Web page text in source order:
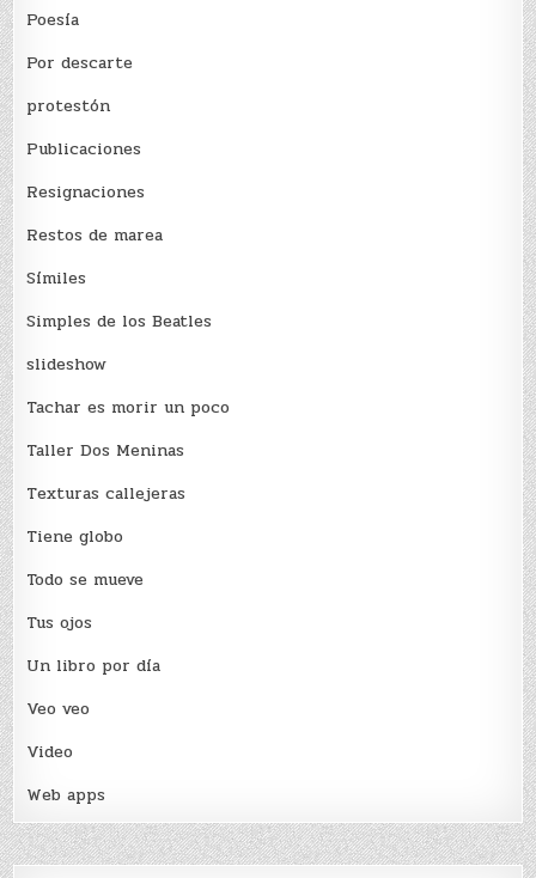
Poesía
Por descarte
protestón
Publicaciones
Resignaciones
Restos de marea
Sí­miles
Simples de los Beatles
slideshow
Tachar es morir un poco
Taller Dos Meninas
Texturas callejeras
Tiene globo
Todo se mueve
Tus ojos
Un libro por día
Veo veo
Video
Web apps